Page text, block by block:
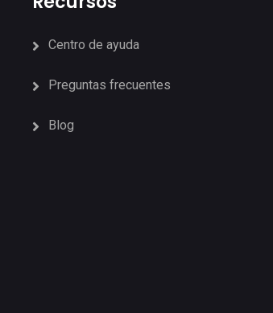
Centro de ayuda
Preguntas frecuentes
Blog